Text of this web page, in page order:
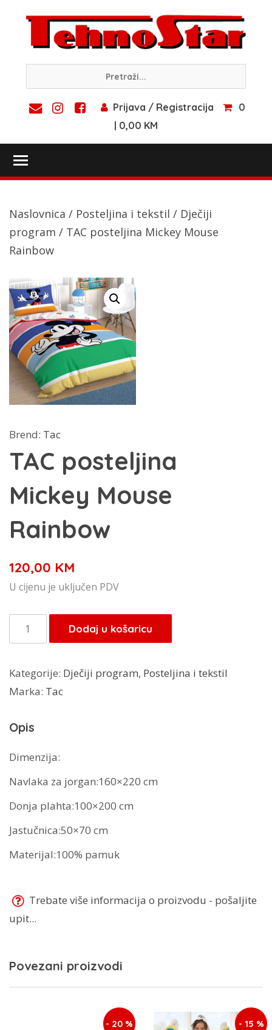
content
Prijava / Registracija
0
| 0,00 KM
Naslovnica / Posteljina i tekstil / Dječiji
program / TAC posteljina Mickey Mouse
Rainbow
Brend: Tac
TAC posteljina
Mickey Mouse
Rainbow
120,00 KM
U cijenu je uključen PDV
TAC
posteljina
Mouse
Rainbow
Dodaj u košaricu
Kategorije: Dječiji program, Posteljina i tekstil
Marka: Tac
Opis
Dimenzija:
Navlaka za jorgan:160×220 cm
Donja plahta:100×200 cm
Jastučnica:50×70 cm
Materijal:100% pamuk
Trebate više informacija o proizvodu - pošaljite
upit...
Povezani proizvodi
- 20 % - 15 %